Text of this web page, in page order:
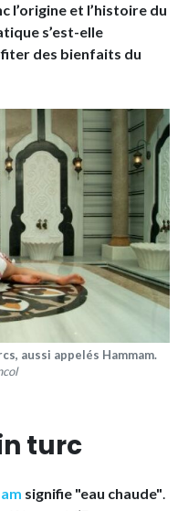
l’origine et l’histoire du
s’est-elle
des bienfaits du
aussi appelés Hammam.
turc
signifie "eau chaude".